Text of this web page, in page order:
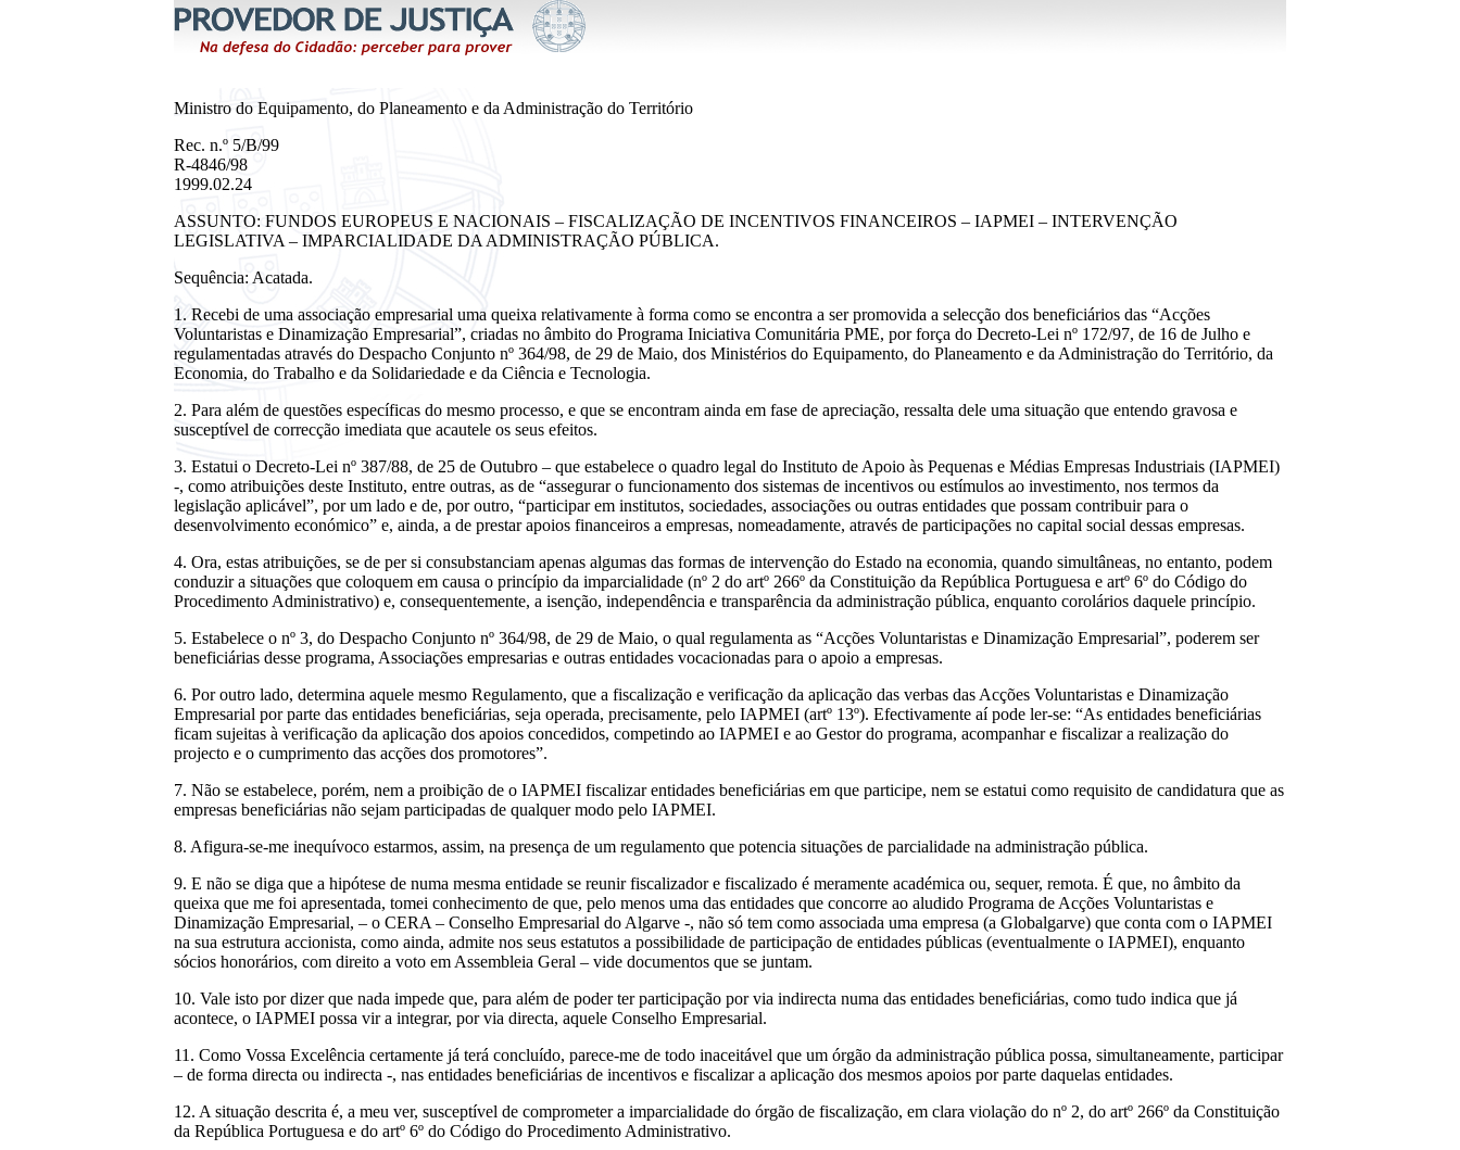
Ministro do Equipamento, do Planeamento e da Administração do Território
Rec. n.º 5/B/99
R-4846/98
1999.02.24
ASSUNTO: FUNDOS EUROPEUS E NACIONAIS – FISCALIZAÇÃO DE INCENTIVOS FINANCEIROS – IAPMEI – INTERVENÇÃO
LEGISLATIVA – IMPARCIALIDADE DA ADMINISTRAÇÃO PÚBLICA.
Sequência: Acatada.
1. Recebi de uma associação empresarial uma queixa relativamente à forma como se encontra a ser promovida a selecção dos beneficiários das “Acções
Voluntaristas e Dinamização Empresarial”, criadas no âmbito do Programa Iniciativa Comunitária PME, por força do Decreto-Lei nº 172/97, de 16 de Julho e
regulamentadas através do Despacho Conjunto nº 364/98, de 29 de Maio, dos Ministérios do Equipamento, do Planeamento e da Administração do Território, da
Economia, do Trabalho e da Solidariedade e da Ciência e Tecnologia.
2. Para além de questões específicas do mesmo processo, e que se encontram ainda em fase de apreciação, ressalta dele uma situação que entendo gravosa e
susceptível de correcção imediata que acautele os seus efeitos.
3. Estatui o Decreto-Lei nº 387/88, de 25 de Outubro – que estabelece o quadro legal do Instituto de Apoio às Pequenas e Médias Empresas Industriais (IAPMEI)
-, como atribuições deste Instituto, entre outras, as de “assegurar o funcionamento dos sistemas de incentivos ou estímulos ao investimento, nos termos da
legislação aplicável”, por um lado e de, por outro, “participar em institutos, sociedades, associações ou outras entidades que possam contribuir para o
desenvolvimento económico” e, ainda, a de prestar apoios financeiros a empresas, nomeadamente, através de participações no capital social dessas empresas.
4. Ora, estas atribuições, se de per si consubstanciam apenas algumas das formas de intervenção do Estado na economia, quando simultâneas, no entanto, podem
conduzir a situações que coloquem em causa o princípio da imparcialidade (nº 2 do artº 266º da Constituição da República Portuguesa e artº 6º do Código do
Procedimento Administrativo) e, consequentemente, a isenção, independência e transparência da administração pública, enquanto corolários daquele princípio.
5. Estabelece o nº 3, do Despacho Conjunto nº 364/98, de 29 de Maio, o qual regulamenta as “Acções Voluntaristas e Dinamização Empresarial”, poderem ser
beneficiárias desse programa, Associações empresarias e outras entidades vocacionadas para o apoio a empresas.
6. Por outro lado, determina aquele mesmo Regulamento, que a fiscalização e verificação da aplicação das verbas das Acções Voluntaristas e Dinamização
Empresarial por parte das entidades beneficiárias, seja operada, precisamente, pelo IAPMEI (artº 13º). Efectivamente aí pode ler-se: “As entidades beneficiárias
ficam sujeitas à verificação da aplicação dos apoios concedidos, competindo ao IAPMEI e ao Gestor do programa, acompanhar e fiscalizar a realização do
projecto e o cumprimento das acções dos promotores”.
7. Não se estabelece, porém, nem a proibição de o IAPMEI fiscalizar entidades beneficiárias em que participe, nem se estatui como requisito de candidatura que as
empresas beneficiárias não sejam participadas de qualquer modo pelo IAPMEI.
8. Afigura-se-me inequívoco estarmos, assim, na presença de um regulamento que potencia situações de parcialidade na administração pública.
9. E não se diga que a hipótese de numa mesma entidade se reunir fiscalizador e fiscalizado é meramente académica ou, sequer, remota. É que, no âmbito da
queixa que me foi apresentada, tomei conhecimento de que, pelo menos uma das entidades que concorre ao aludido Programa de Acções Voluntaristas e
Dinamização Empresarial, – o CERA – Conselho Empresarial do Algarve -, não só tem como associada uma empresa (a Globalgarve) que conta com o IAPMEI
na sua estrutura accionista, como ainda, admite nos seus estatutos a possibilidade de participação de entidades públicas (eventualmente o IAPMEI), enquanto
sócios honorários, com direito a voto em Assembleia Geral – vide documentos que se juntam.
10. Vale isto por dizer que nada impede que, para além de poder ter participação por via indirecta numa das entidades beneficiárias, como tudo indica que já
acontece, o IAPMEI possa vir a integrar, por via directa, aquele Conselho Empresarial.
11. Como Vossa Excelência certamente já terá concluído, parece-me de todo inaceitável que um órgão da administração pública possa, simultaneamente, participar
– de forma directa ou indirecta -, nas entidades beneficiárias de incentivos e fiscalizar a aplicação dos mesmos apoios por parte daquelas entidades.
12. A situação descrita é, a meu ver, susceptível de comprometer a imparcialidade do órgão de fiscalização, em clara violação do nº 2, do artº 266º da Constituição
da República Portuguesa e do artº 6º do Código do Procedimento Administrativo.